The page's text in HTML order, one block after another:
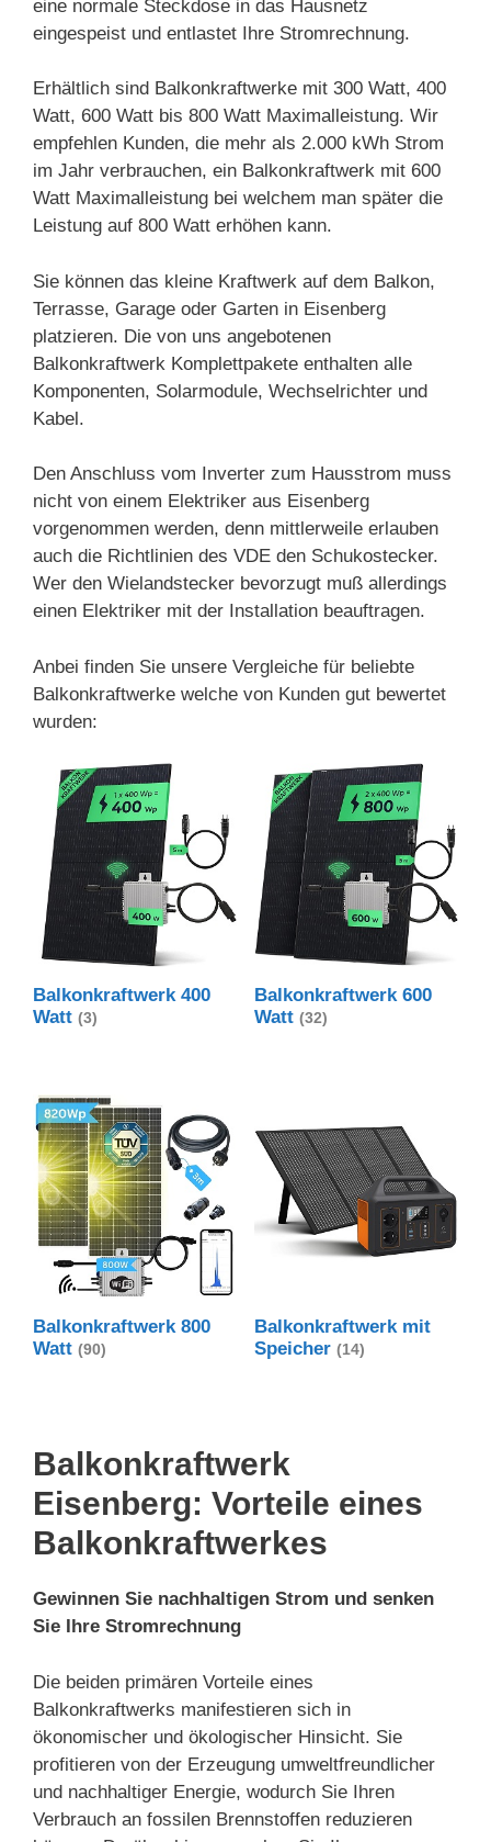
eine normale Steckdose in das Hausnetz
eingespeist und entlastet Ihre Stromrechnung.
Erhältlich sind Balkonkraftwerke mit 300 Watt, 400
Watt, 600 Watt bis 800 Watt Maximalleistung. Wir
empfehlen Kunden, die mehr als 2.000 kWh Strom
im Jahr verbrauchen, ein Balkonkraftwerk mit 600
Watt Maximalleistung bei welchem man später die
Leistung auf 800 Watt erhöhen kann.
Sie können das kleine Kraftwerk auf dem Balkon,
Terrasse, Garage oder Garten in Eisenberg
platzieren. Die von uns angebotenen
Balkonkraftwerk Komplettpakete enthalten alle
Komponenten, Solarmodule, Wechselrichter und
Kabel.
Den Anschluss vom Inverter zum Hausstrom muss
nicht von einem Elektriker aus Eisenberg
vorgenommen werden, denn mittlerweile erlauben
auch die Richtlinien des VDE den Schukostecker.
Wer den Wielandstecker bevorzugt muß allerdings
einen Elektriker mit der Installation beauftragen.
Anbei finden Sie unsere Vergleiche für beliebte
Balkonkraftwerke welche von Kunden gut bewertet
wurden:
Balkonkraftwerk 400
Watt (3)
Balkonkraftwerk 600
Watt (32)
Balkonkraftwerk 800
Watt (90)
Balkonkraftwerk mit
Speicher (14)
Balkonkraftwerk
Eisenberg: Vorteile eines
Balkonkraftwerkes
Gewinnen Sie nachhaltigen Strom und senken
Sie Ihre Stromrechnung
Die beiden primären Vorteile eines
Balkonkraftwerks manifestieren sich in
ökonomischer und ökologischer Hinsicht. Sie
profitieren von der Erzeugung umweltfreundlicher
und nachhaltiger Energie, wodurch Sie Ihren
Verbrauch an fossilen Brennstoffen reduzieren